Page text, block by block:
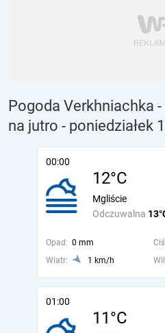
Pogoda Verkhniachka
na jutro - poniedziałek
00:00
12°C
Odczuwalna
Mgliście
Opad: 0 mm
Wiatr:
1 km/h
01:00
11°C